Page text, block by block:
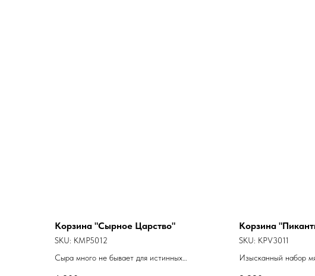
Корзина "Сырное Царство"
SKU: KMP5012
Сыра много не бывает для истинных
Корзина
SKU: KPV3011
Изысканный набор